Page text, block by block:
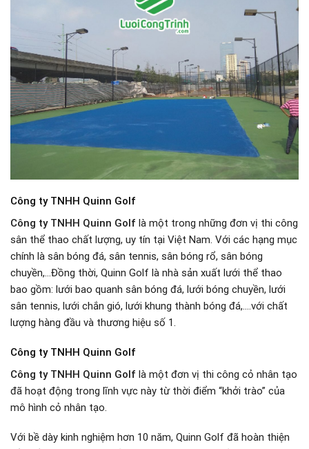
Công ty TNHH Quinn Golf
Công ty TNHH Quinn Golf là một trong những đơn vị thi công
sân thể thao chất lượng, uy tín tại Việt Nam. Với các hạng mục
chính là sân bóng đá, sân tennis, sân bóng rổ, sân bóng
chuyền,…Đồng thời, Quinn Golf là nhà sản xuất lưới thể thao
bao gồm: lưới bao quanh sân bóng đá, lưới bóng chuyền, lưới
sân tennis, lưới chắn gió, lưới khung thành bóng đá,….với chất
lượng hàng đầu và thương hiệu số 1.
Công ty TNHH Quinn Golf
Công ty TNHH Quinn Golf là một đơn vị thi công cỏ nhân tạo
đã hoạt động trong lĩnh vực này từ thời điểm “khởi trào” của
mô hình cỏ nhân tạo.
Với bề dày kinh nghiệm hơn 10 năm, Quinn Golf đã hoàn thiện